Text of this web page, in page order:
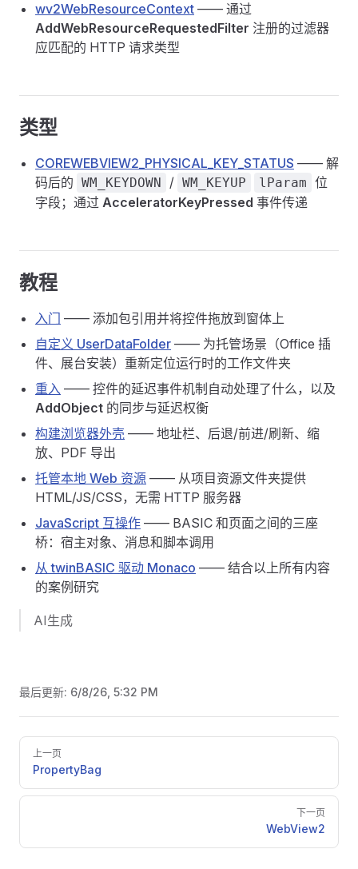
wv2WebResourceContext —— 通过
AddWebResourceRequestedFilter 注册的过滤器
应匹配的 HTTP 请求类型
类型
COREWEBVIEW2_PHYSICAL_KEY_STATUS —— 解
码后的 WM_KEYDOWN / WM_KEYUP lParam 位
字段；通过 AcceleratorKeyPressed 事件传递
教程
入门 —— 添加包引用并将控件拖放到窗体上
自定义 UserDataFolder —— 为托管场景（Office 插
件、展台安装）重新定位运行时的工作文件夹
重入 —— 控件的延迟事件机制自动处理了什么，以及
AddObject 的同步与延迟权衡
构建浏览器外壳 —— 地址栏、后退/前进/刷新、缩
放、PDF 导出
托管本地 Web 资源 —— 从项目资源文件夹提供
HTML/JS/CSS，无需 HTTP 服务器
JavaScript 互操作 —— BASIC 和页面之间的三座
桥：宿主对象、消息和脚本调用
从 twinBASIC 驱动 Monaco —— 结合以上所有内容
的案例研究
AI生成
最后更新: 6/8/26, 5:32 PM
Pager
上一页
PropertyBag
下一页
WebView2